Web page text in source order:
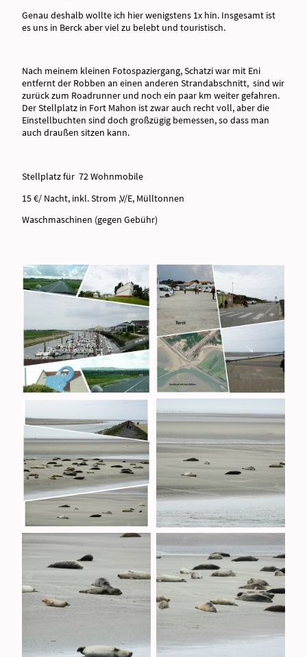
Genau deshalb wollte ich hier wenigstens 1x hin. Insgesamt ist
es uns in Berck aber viel zu belebt und touristisch.
Nach meinem kleinen Fotospaziergang, Schatzi war mit Eni
entfernt der Robben an einen anderen Strandabschnitt, sind wir
zurück zum Roadrunner und noch ein paar km weiter gefahren.
Der Stellplatz in Fort Mahon ist zwar auch recht voll, aber die
Einstellbuchten sind doch großzügig bemessen, so dass man
auch draußen sitzen kann.
Stellplatz für 72 Wohnmobile
15 €/ Nacht, inkl. Strom ,V/E, Mülltonnen
Waschmaschinen (gegen Gebühr)